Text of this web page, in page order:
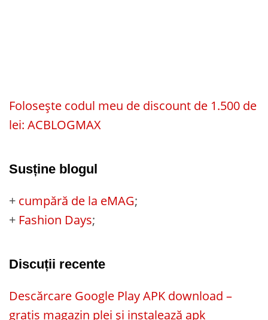
Folosește codul meu de discount de 1.500 de
lei: ACBLOGMAX
Susține blogul
+ cumpără de la eMAG;
+ Fashion Days;
Discuții recente
Descărcare Google Play APK download –
gratis magazin plei și instalează apk